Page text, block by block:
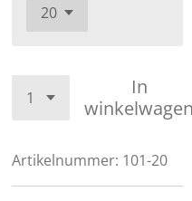
In
Artikelnummer: 101-20